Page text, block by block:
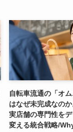
自転車流通の「オム
はなぜ未完成なのか
実店舗の専門性を
変える統合戦略/